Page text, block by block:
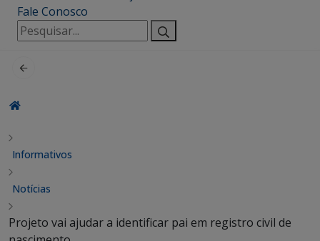
Fale Conosco
Pesquisar
por:
Informativos
Notícias
Projeto vai ajudar a identificar pai em registro civil de